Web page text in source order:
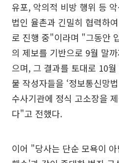
유포, 악의적 비방 행위 등
법인 율촌과 긴밀히 협력하
로 진행 중"이라며 "그동안
의 제보를 기반으로 9월 말
으며, 그 결과를 토대로 10
물 작성자들을 ‘정보통신망
수사기관에 정식 고소장을
다"고 전했다.
이어 "당사는 단순 모욕이